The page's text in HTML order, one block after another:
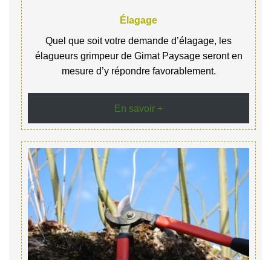
Élagage
Quel que soit votre demande d’élagage, les
élagueurs grimpeur de Gimat Paysage seront en
mesure d’y répondre favorablement.
En savoir +